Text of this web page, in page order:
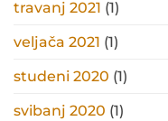
travanj 2021 (1)
veljača 2021 (1)
studeni 2020 (1)
svibanj 2020 (1)